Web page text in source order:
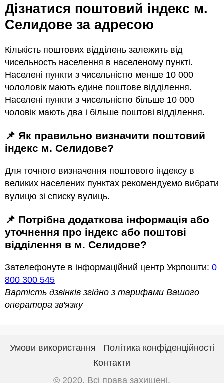
Дізнатися поштовий індекс м.
Селидове за адресою
Кількість поштових відділень залежить від
чисельность населення в населеному пункті.
Населені пункти з чисельністю менше 10 000
чололовік мають єдине поштове відділення.
Населені пункти з чисельністю більше 10 000
чоловік мають два і більше поштові відділення.
📌 Як правильно визначити поштовий
індекс м. Селидове?
Для точного визначення поштового індексу в
великих населених пунктах рекомендуємо вибрати
вулицю зі списку вулиць.
📌 Потрібна додаткова інформація або
уточнення про індекс або поштові
відділення в м. Селидове?
Зателефонуте в інформаційний центр Укрпошти: 0
800 300 545
Вартість дзвінків згідно з тарифами Вашого
оператора зв'язку
Умови використання
Політика конфіденційності
Контакти
© 2020. Всі права захищені.